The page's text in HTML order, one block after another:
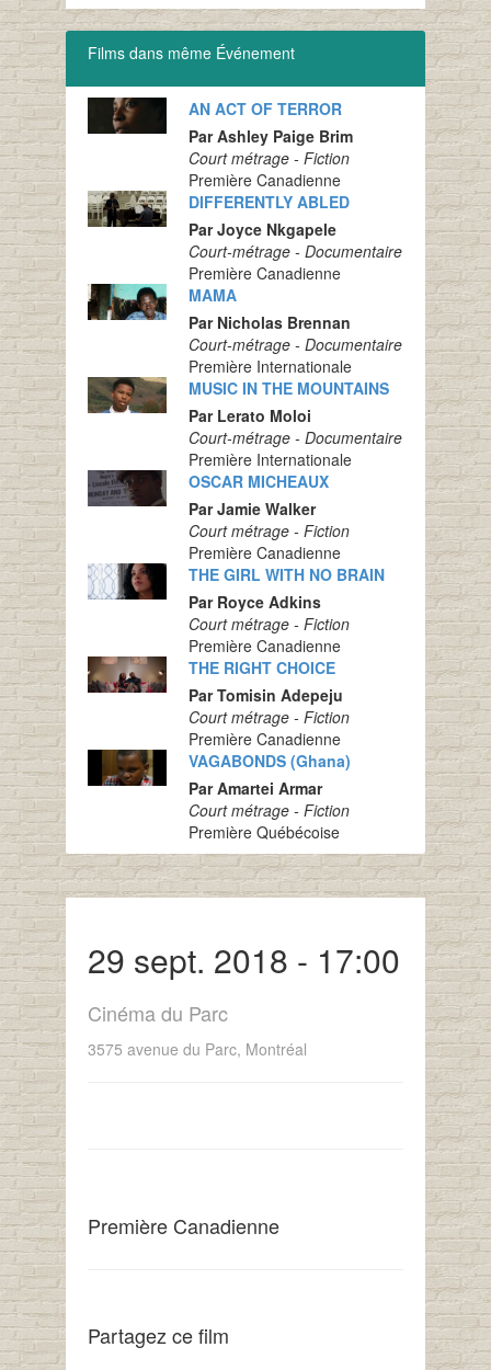
Films dans même Événement
AN ACT OF TERROR
Par Ashley Paige Brim
Court métrage - Fiction
Première Canadienne
DIFFERENTLY ABLED
Par Joyce Nkgapele
Court-métrage - Documentaire
Première Canadienne
MAMA
Par Nicholas Brennan
Court-métrage - Documentaire
Première Internationale
MUSIC IN THE MOUNTAINS
Par Lerato Moloi
Court-métrage - Documentaire
Première Internationale
OSCAR MICHEAUX
Par Jamie Walker
Court métrage - Fiction
Première Canadienne
THE GIRL WITH NO BRAIN
Par Royce Adkins
Court métrage - Fiction
Première Canadienne
THE RIGHT CHOICE
Par Tomisin Adepeju
Court métrage - Fiction
Première Canadienne
VAGABONDS (Ghana)
Par Amartei Armar
Court métrage - Fiction
Première Québécoise
29 sept. 2018 - 17:00
Cinéma du Parc
3575 avenue du Parc, Montréal
Première Canadienne
Partagez ce film